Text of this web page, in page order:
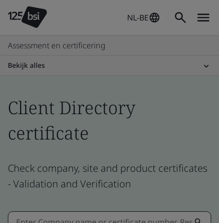
NL-BE
Assessment en certificering
Bekijk alles
Client Directory
certificate
Check company, site and product certificates
- Validation and Verification